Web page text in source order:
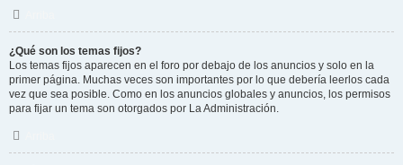
¿Qué son los temas fijos?
Los temas fijos aparecen en el foro por debajo de los anuncios y solo en la
primer página. Muchas veces son importantes por lo que debería leerlos cada
vez que sea posible. Como en los anuncios globales y anuncios, los permisos
para fijar un tema son otorgados por La Administración.